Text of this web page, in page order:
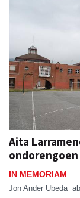
Aita
IN MEMORIAM
Jon Ander Ubeda